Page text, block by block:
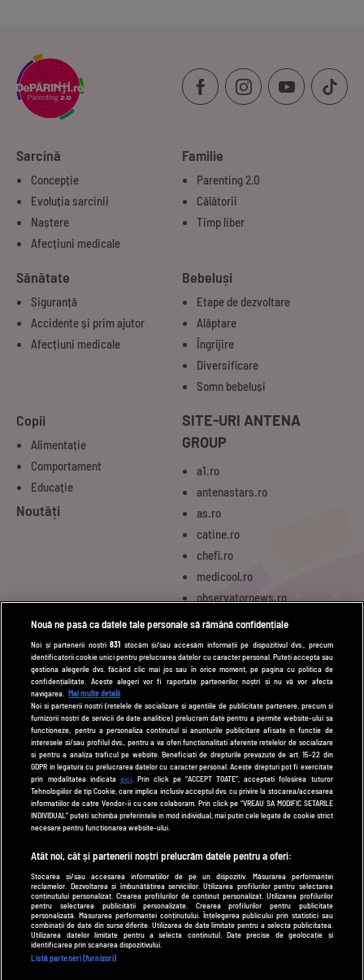
Sarcină
Concepție
Evoluția sarcinii
Naștere
Afecțiuni medicale
Familie
Parenting 2.0
Călătorii
Timp liber
Sănătate
Siguranță
Accidente și prim ajutor
Afecțiuni medicale
Bebeluși
Etape de dezvoltare
Alăptare
Îngrijire
Diversificare
Somn bebeluși
Copii
Alimentație
Comportament
Educație
Noutăți
SITE-URI ANTENA
GROUP
a1.ro
antenastars.ro
as.ro
catine.ro
chefi.ro
medicool.ro
observatornews.ro
spynews.ro
tvhappy.ro
useit.ro
zutv.ro
Trends AntenaPLAY
AntenaPLAY
UTILE
Cod deontologic
Termeni și condiții
Politica de cookies
Politică de confidențialitate
Contact
Modifică Setările
Nouă ne pasă ca datele tale personale să rămână confidențiale
Noi și partenerii noștri831 stocăm și/sau accesăm informații pe dispozitivul dvs., precum
identificatorii cookie unici pentru prelucrarea datelor cu caracter personal. Puteți accepta sau
gestiona alegerile dvs. făcând clic mai jos sau în orice moment, pe pagina cu politica de
confidențialitate. Aceste alegeri vor fi raportate partenerilor noștri și nu vă vor afecta
navigarea.
Mai multe detalii
Noi si partenerii nostri (retelele de socializare si agentiile de publicitate partenere, precum si
furnizorii nostri de servicii de date analitice) prelucram date pentru a permite website-ului sa
functioneze, pentru a personaliza continutul si anunturile publicitare afisate in functie de
interesele si/sau profilul dvs., pentru a va oferi functionalitati aferente retelelor de socializare
si pentru a analiza traficul pe website. Beneficiati de drepturile prevazute de art. 15-22 din
GDPR in legatura cu prelucrarea datelor cu caracter personal. Aceste drepturi pot fi exercitate
prin modalitatea indicata aici. Prin click pe “ACCEPT TOATE”, acceptati folosirea tuturor
Tehnologiilor de tip Cookie, care implica inclusiv acceptul dvs. cu privire la stocarea/accesarea
informatiilor de catre Vendor-ii cu care colaboram. Prin click pe “VREAU SA MODIFIC SETARILE
INDIVIDUAL” puteti schimba preferintele in mod individual, mai putin cele legate de cookie strict
necesare pentru functionarea website-ului.
Atât noi, cât și partenerii noștri prelucrăm datele pentru a oferi:
Stocarea și/sau accesarea informațiilor de pe un dispozitiv. Măsurarea performanței
reclamelor. Dezvoltarea și îmbunătățirea serviciilor. Utilizarea profilurilor pentru selectarea
conținutului personalizat. Crearea profilurilor de conținut personalizat. Utilizarea profilurilor
pentru selectarea publicității personalizate. Crearea profilurilor pentru publicitate
personalizată. Măsurarea performanței conținutului. Înțelegerea publicului prin statistici sau
combinații de date din surse diferite. Utilizarea de date limitate pentru a selecta publicitatea.
Utilizarea datelor limitate pentru a selecta conținutul. Date precise de geolocație și
identificarea prin scanarea dispozitivului.
Listă parteneri (furnizori)